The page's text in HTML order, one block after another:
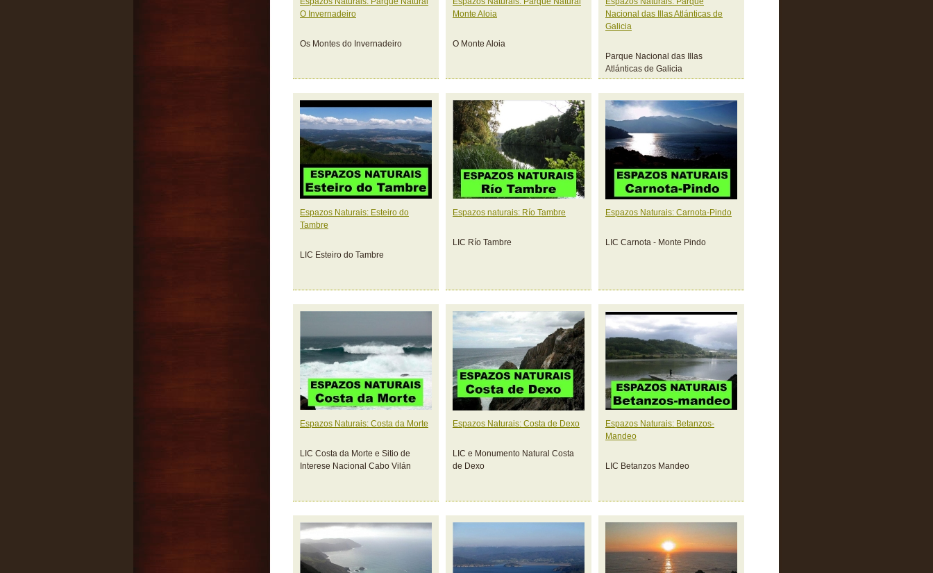
O Invernadeiro
Os Montes do Invernadeiro
Monte Aloia
O Monte Aloia
Nacional das Illas Atlánticas de
Galicia
Parque Nacional das Illas
Atlánticas de Galicia
Espazos Naturais: Esteiro do
Tambre
LIC Esteiro do Tambre
Espazos naturais: Río Tambre
LIC Río Tambre
Espazos Naturais: Carnota-Pindo
LIC Carnota - Monte Pindo
Espazos Naturais: Costa da Morte
LIC Costa da Morte e Sitio de
Interese Nacional Cabo Vilán
Espazos Naturais: Costa de Dexo
LIC e Monumento Natural Costa
de Dexo
Espazos Naturais: Betanzos-
Mandeo
LIC Betanzos Mandeo